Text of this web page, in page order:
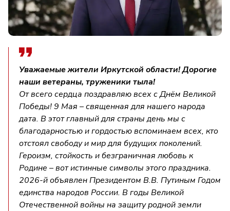
Уважаемые жители Иркутской области! Дорогие
наши ветераны, труженики тыла!
От всего сердца поздравляю всех с Днём Великой
Победы! 9 Мая – священная для нашего народа
дата. В этот главный для страны день мы с
благодарностью и гордостью вспоминаем всех, кто
отстоял свободу и мир для будущих поколений.
Героизм, стойкость и безграничная любовь к
Родине – вот истинные символы этого праздника.
2026-й объявлен Президентом В.В. Путиным Годом
единства народов России. В годы Великой
Отечественной войны на защиту родной земли